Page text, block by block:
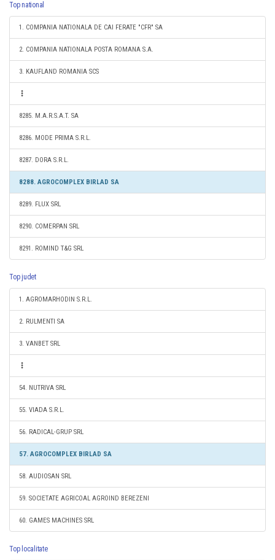
Top national
1. COMPANIA NATIONALA DE CAI FERATE "CFR" SA
2. COMPANIA NATIONALA POSTA ROMANA S.A.
3. KAUFLAND ROMANIA SCS
8285. M.A.R.S.A.T. SA
8286. MODE PRIMA S.R.L.
8287. DORA S.R.L.
8288. AGROCOMPLEX BIRLAD SA
8289. FLUX SRL
8290. COMERPAN SRL
8291. ROMIND T&G SRL
Top judet
1. AGROMARHODIN S.R.L.
2. RULMENTI SA
3. VANBET SRL
54. NUTRIVA SRL
55. VIADA S.R.L.
56. RADICAL-GRUP SRL
57. AGROCOMPLEX BIRLAD SA
58. AUDIOSAN SRL
59. SOCIETATE AGRICOAL AGROIND BEREZENI
60. GAMES MACHINES SRL
Top localitate